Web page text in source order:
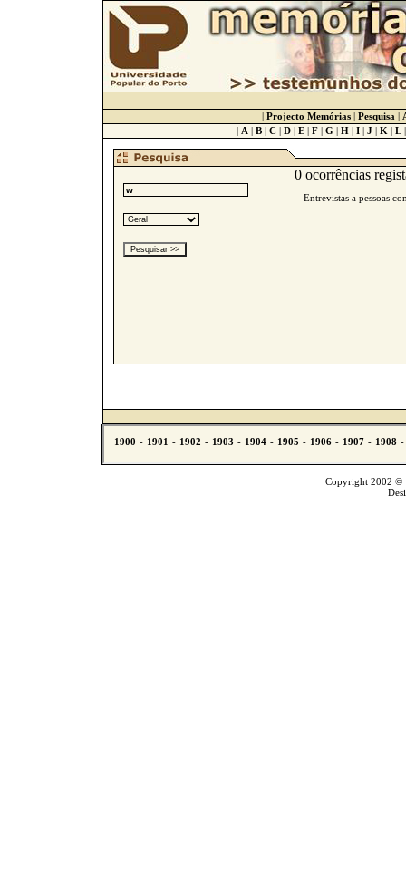
| Projecto Memórias | Pesquisa |
| A | B | C | D | E | F | G | H | I | J | K | L
0 ocorrências
Entrevistas a pessoas
Copyright 2002 ©